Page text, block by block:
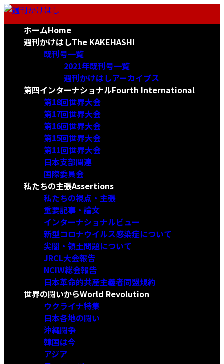
コ
ナ
ホームHome
週刊かけはしThe KAKEHASHI
既刊号一覧
2021年既刊号一覧
週刊かけはしアーカイブス
第四インターナショナルFourth International
第18回世界大会
第17回世界大会
第16回世界大会
第15回世界大会
第11回世界大会
日本支部関連
国際委員会
私たちの主張Assertions
私たちの視点・主張
重要記事・論文
インターナショナルビュー
新型コロナウイルス感染症について
尖閣・領土問題について
JRCL大会報告
NCIW総会報告
日本革命的共産主義者同盟規約
世界の闘いからWorld Revolution
ウクライナ特集
日本各地の闘い
沖縄闘争
韓国は今
アジア